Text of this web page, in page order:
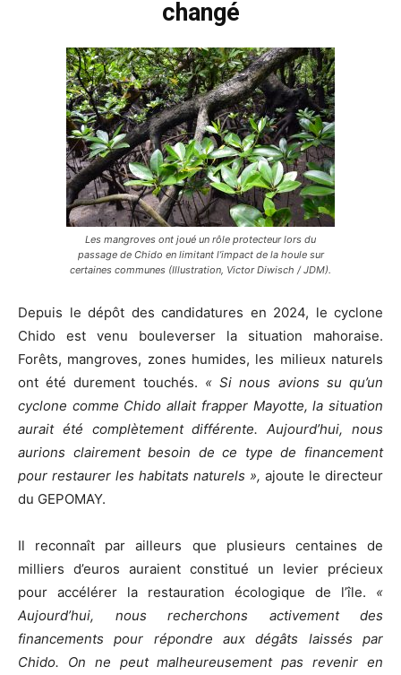
changé
Les mangroves ont joué un rôle protecteur lors du
passage de Chido en limitant l’impact de la houle sur
certaines communes (Illustration, Victor Diwisch / JDM).
Depuis le dépôt des candidatures en 2024, le cyclone
Chido est venu bouleverser la situation mahoraise.
Forêts, mangroves, zones humides, les milieux naturels
ont été durement touchés. « Si nous avions su qu’un
cyclone comme Chido allait frapper Mayotte, la situation
aurait été complètement différente. Aujourd’hui, nous
aurions clairement besoin de ce type de financement
pour restaurer les habitats naturels », ajoute le directeur
du GEPOMAY.
Il reconnaît par ailleurs que plusieurs centaines de
milliers d’euros auraient constitué un levier précieux
pour accélérer la restauration écologique de l’île.
«
Aujourd’hui, nous recherchons activement des
financements pour répondre aux dégâts laissés par
Chido. On ne peut malheureusement pas revenir en